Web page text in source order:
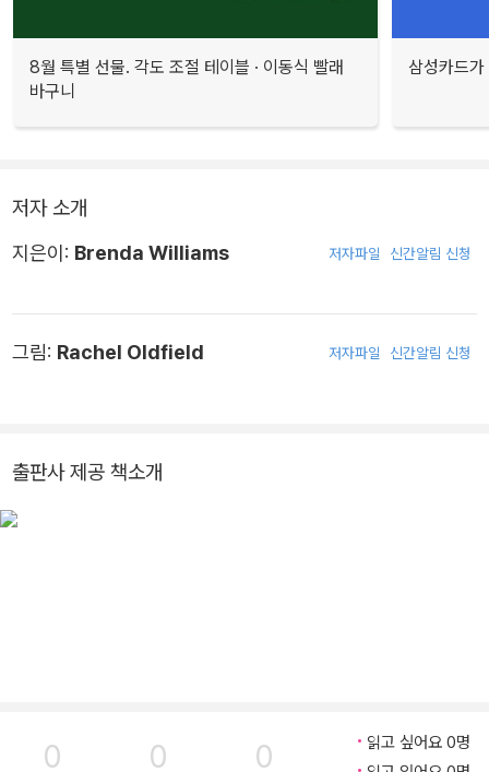
8월 특별 선물. 각도 조절 테이블 · 이동식 빨래
바구니
삼성카드
저자 소개
지은이: Brenda Williams 저자파일 신간알림 신청
그림: Rachel Oldfield 저자파일 신간알림 신청
출판사 제공 책소개
0 0 0
읽고 싶어요 0명